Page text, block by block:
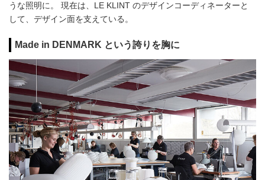
うな照明に。 現在は、LE KLINT のデザインコーディネーターと
して、デザイン面を支えている。
Made in DENMARK という誇りを胸に